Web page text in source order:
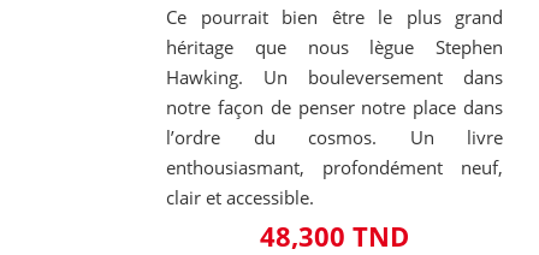
Ce pourrait bien être le plus grand
héritage que nous lègue Stephen
Hawking. Un bouleversement dans
notre façon de penser notre place dans
l’ordre du cosmos. Un livre
enthousiasmant, profondément neuf,
clair et accessible.
48,300 TND